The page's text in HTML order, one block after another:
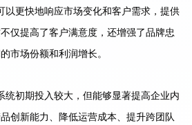
以更快地响应市场变化和客户需求，提供
仅提高了客户满意度，还增强了品牌忠
市场份额和利润增长。
统初期投入较大，但能够显著提高企业内
创新能力、降低运营成本、提升跨团队